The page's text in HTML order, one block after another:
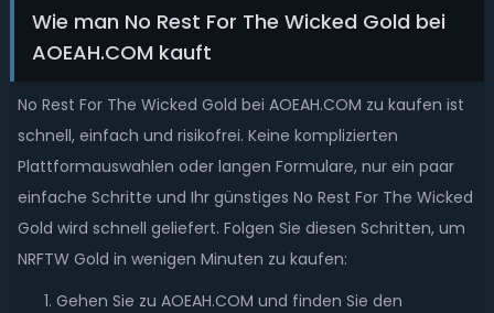
Wie man No Rest For The Wicked Gold bei
AOEAH.COM kauft
No Rest For The Wicked Gold bei AOEAH.COM zu kaufen ist
schnell, einfach und risikofrei. Keine komplizierten
Plattformauswahlen oder langen Formulare, nur ein paar
einfache Schritte und Ihr günstiges No Rest For The Wicked
Gold wird schnell geliefert. Folgen Sie diesen Schritten, um
NRFTW Gold in wenigen Minuten zu kaufen:
Gehen Sie zu AOEAH.COM und finden Sie den